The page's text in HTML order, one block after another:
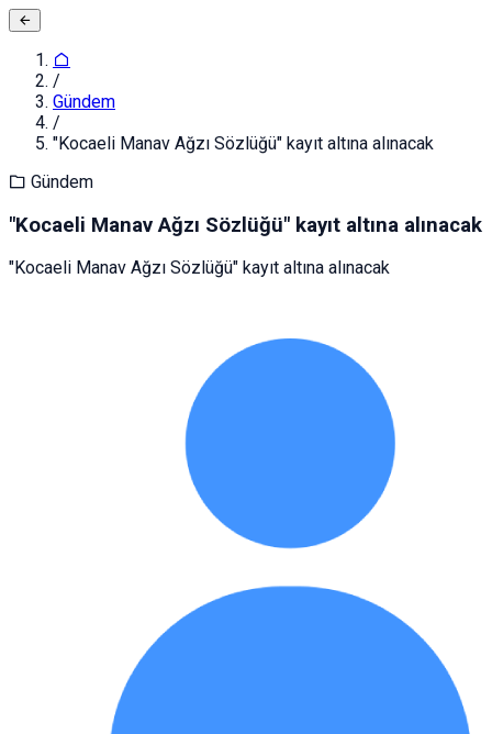
/
Gündem
/
"Kocaeli Manav Ağzı Sözlüğü" kayıt altına alınacak
Gündem
"Kocaeli Manav Ağzı Sözlüğü" kayıt altına alınacak
"Kocaeli Manav Ağzı Sözlüğü" kayıt altına alınacak